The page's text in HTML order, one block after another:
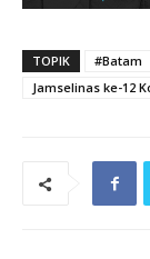
TOPIK #Batam
Jamselinas ke-12